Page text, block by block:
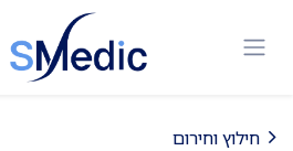
חילוץ וחירום